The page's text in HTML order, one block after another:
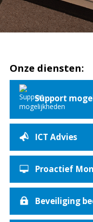
Onze diensten:
Support
ICT Advies
Proactief
Beveiliging